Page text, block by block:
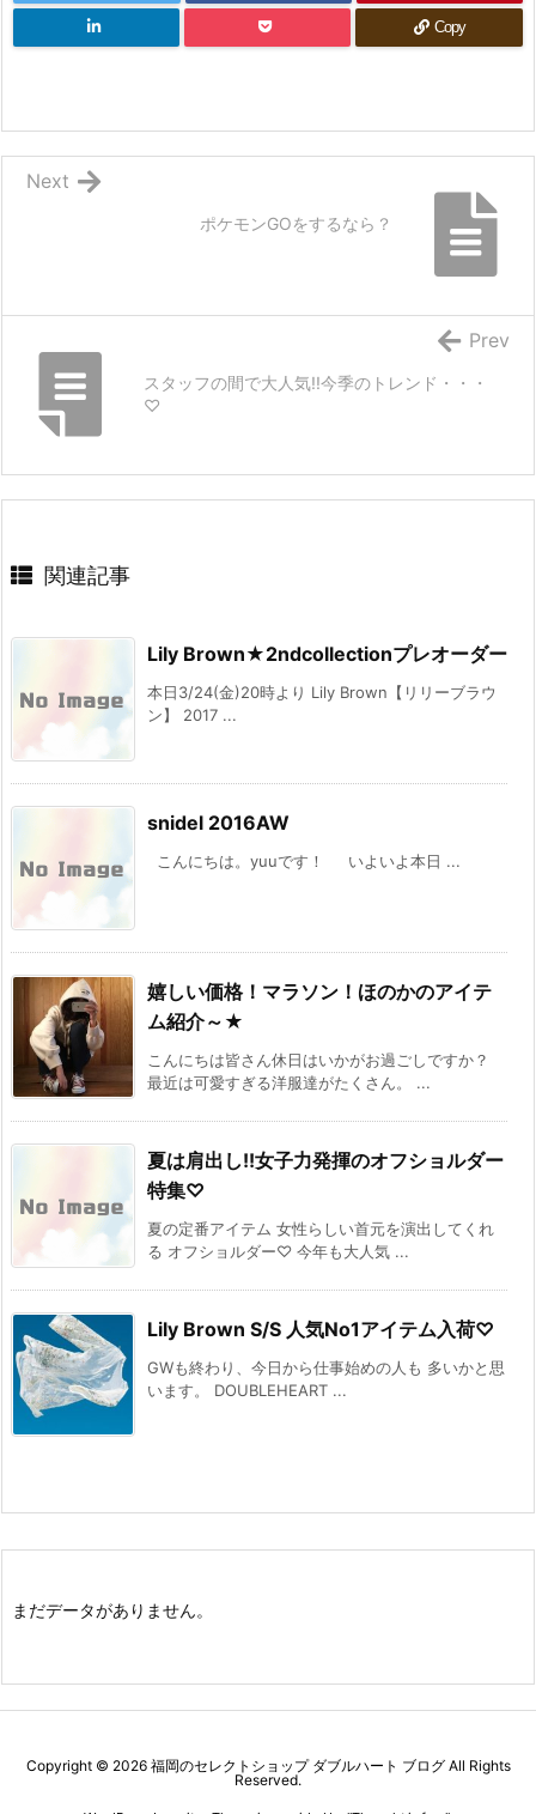
Copy
ポケモンGOをするなら？
Next
スタッフの間で大人気!!今季のトレンド・・・
♡
Prev
関連記事
Lily Brown★2ndcollectionプレオーダー
本日3/24(金)20時より Lily Brown【リリーブラウ
ン】 2017 ...
snidel 2016AW
こんにちは。yuuです！ いよいよ本日 ...
嬉しい価格！マラソン！ほのかのアイテ
ム紹介～★
こんにちは皆さん休日はいかがお過ごしですか？
最近は可愛すぎる洋服達がたくさん。 ...
夏は肩出し!!女子力発揮のオフショルダー
特集♡
夏の定番アイテム 女性らしい首元を演出してくれ
る オフショルダー♡ 今年も大人気 ...
Lily Brown S/S 人気No1アイテム入荷♡
GWも終わり、今日から仕事始めの人も 多いかと思
います。 DOUBLEHEART ...
まだデータがありません。
Copyright © 2026 福岡のセレクトショップ ダブルハート ブログAll Rights
Reserved.